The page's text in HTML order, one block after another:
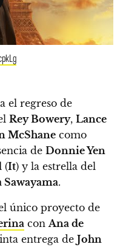
el regreso de
Rey Bowery, Lance
McShane como
de Donnie Yen
(It) y la estrella del
Sawayama.
único proyecto de
conAna de
entrega de John